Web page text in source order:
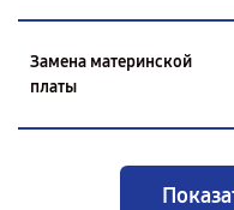
Замена материнской
платы